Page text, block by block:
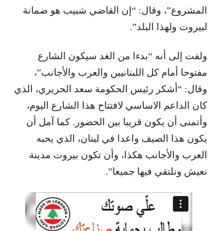
المشروع”، وقال: “إن القاضي شبيب هو ضمانة
لبيروت ولهذا البلد”.
ولفت إلى أنه “بدءا من الغد سيكون الشارع
مفتوحا أمام كل اللبنانيين والعرب والأجانب”،
وقال: “أشكر رئيس ​الحكومة​ ​سعد الحريري​، الذي
كان الداعم الاساسي لافتتاح هذا الشارع اليوم،
وأتمنى أن يكون قريبا بين الحضور. كما آمل أن
يكون هذا الصيف واعدا في لبنان، الذي يحبه
العرب والأجانب هكذا، وأن تكون بيروت مدينة
نعيش ونلتقي فيها جميعا”.